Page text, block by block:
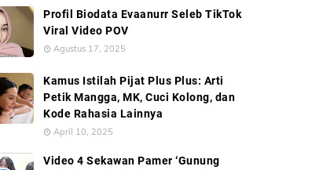
Profil Biodata Evaanurr Seleb TikTok
Viral Video POV
Agustus 17, 2025
Kamus Istilah Pijat Plus Plus: Arti
Petik Mangga, MK, Cuci Kolong, dan
Kode Rahasia Lainnya
April 10, 2025
Video 4 Sekawan Pamer ‘Gunung